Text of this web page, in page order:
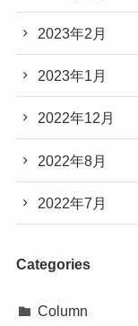
2023年2月
2023年1月
2022年12月
2022年8月
2022年7月
Categories
Column